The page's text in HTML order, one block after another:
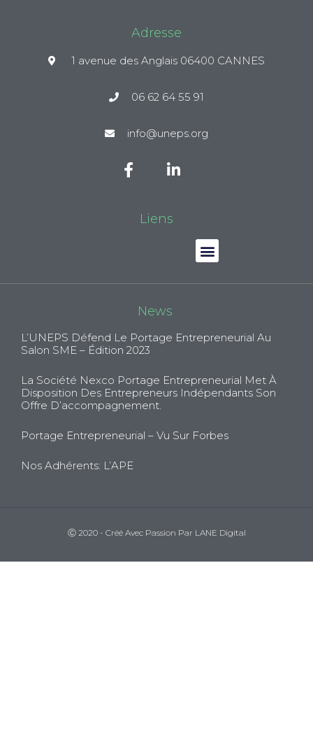
Adresse
1 avenue des Anglais 06400 CANNES
06 62 64 55 91
info@uneps.org
Liens
News
L’UNEPS Défend Le Portage Entrepreneurial Au
Salon SME – Édition 2023
La Société Nexco Portage Entrepreneurial Met À
Disposition Des Entrepreneurs Indépendants Son
Offre D’accompagnement.
Portage Entrepreneurial – Vu Sur Forbes
Nos Adhérents: L’APE
Ⓒ 2020 - Créé Avec Passion Par LANE Digital